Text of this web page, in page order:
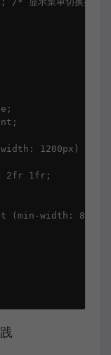
1200px) {
2fr 1fr;
(min-width: